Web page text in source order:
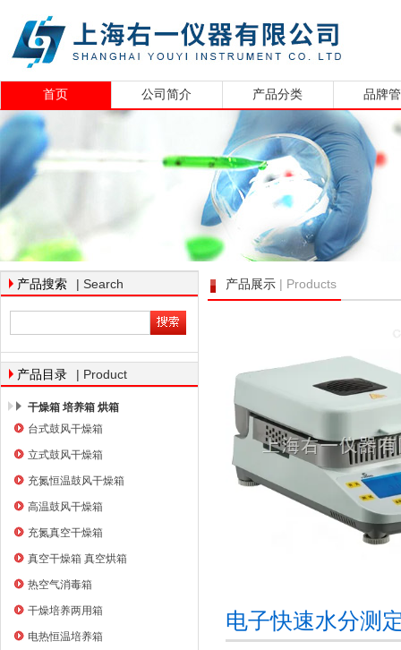
上海右一仪器有限公司
首页 公司简介 产品分类 品牌
产品搜索 | Search
产品目录 | Product
干燥箱 培养箱 烘箱
台式鼓风干燥箱
立式鼓风干燥箱
充氮恒温鼓风干燥箱
高温鼓风干燥箱
充氮真空干燥箱
真空干燥箱 真空烘箱
热空气消毒箱
干燥培养两用箱
电热恒温培养箱
产品展示 | Products
电子快速水分测